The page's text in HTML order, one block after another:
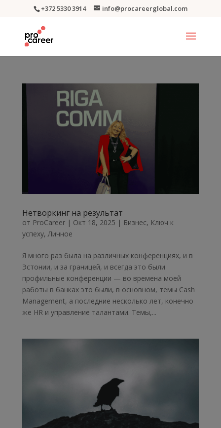
+372 5330 3914 info@procareerglobal.com
Нетворкинг на результат
от ProCareer| Окт 18, 2025 | Бизнес, Ключ к
успеху,Личное
Я много раз была на различных конференциях, и в
Эстонии, и за границей, и всегда это были
профильные конференции — во времена моей
работы в банках это были, в основном, темы Cash
Management, а последние несколько лет, конечно
же HR и управление талантами. Темы,...